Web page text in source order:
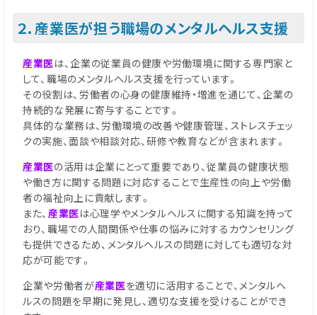
２．産業医が担う職場のメンタルヘルス支援
産業医は、企業の従業員の健康や労働環境に関する専門家と
して、職場のメンタルヘルス支援を行っています。
その役割は、労働者の心身の健康維持・増進を通じて、企業の
持続的な発展に寄与することです。
具体的な業務は、労働環境の改善や健康管理、ストレスチェッ
クの実施、面談や相談対応、研修や教育などが含まれます。
産業医の活用は企業にとって重要であり、従業員の健康状態
や働き方に関する問題に対応することで生産性の向上や労働
者の福祉向上に貢献します。
また、 産業医は心理学やメンタルヘルスに関する知識を持って
おり、職場での人間関係や仕事の悩みに対するカウンセリング
も提供できるため、メンタルヘルスの問題に対しても適切な対
応が可能です。
企業や労働者が産業医を適切に活用することで、メンタルヘ
ルスの問題を早期に発見し、適切な支援を受けることができ